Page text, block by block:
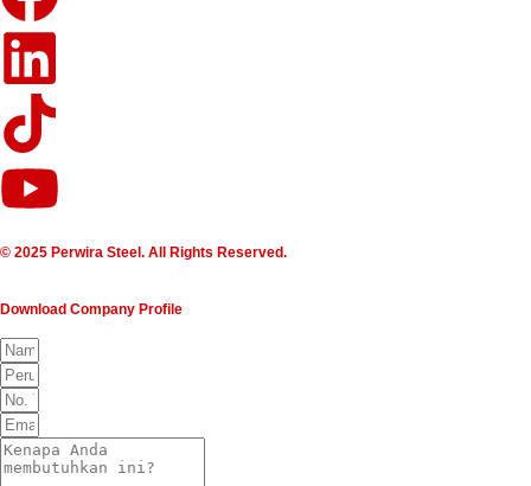
© 2025 Perwira Steel. All Rights Reserved.
Download Company Profile